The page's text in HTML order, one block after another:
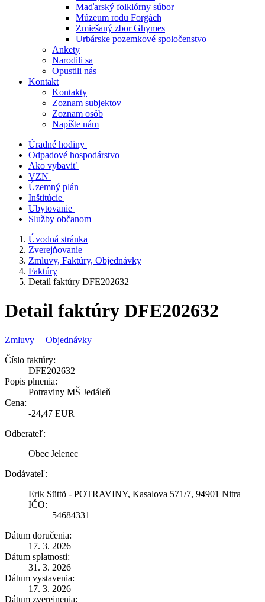
Maďarský folklórny súbor
Múzeum rodu Forgách
Zmiešaný zbor Ghymes
Urbárske pozemkové spoločenstvo
Ankety
Narodili sa
Opustili nás
Kontakt
Kontakty
Zoznam subjektov
Zoznam osôb
Napíšte nám
Úradné hodiny
Odpadové hospodárstvo
Ako vybaviť
VZN
Územný plán
Inštitúcie
Ubytovanie
Služby občanom
Úvodná stránka
Zverejňovanie
Zmluvy, Faktúry, Objednávky
Faktúry
Detail faktúry DFE202632
Detail faktúry DFE202632
Zmluvy | Objednávky
Číslo faktúry:
DFE202632
Popis plnenia:
Potraviny MŠ Jedáleň
Cena:
-24,47 EUR
Odberateľ:
Obec Jelenec
Dodávateľ:
Erik Süttö - POTRAVINY, Kasalova 571/7, 94901 Nitra
IČO:
54684331
Dátum doručenia:
17. 3. 2026
Dátum splatnosti:
31. 3. 2026
Dátum vystavenia:
17. 3. 2026
Dátum zverejnenia: